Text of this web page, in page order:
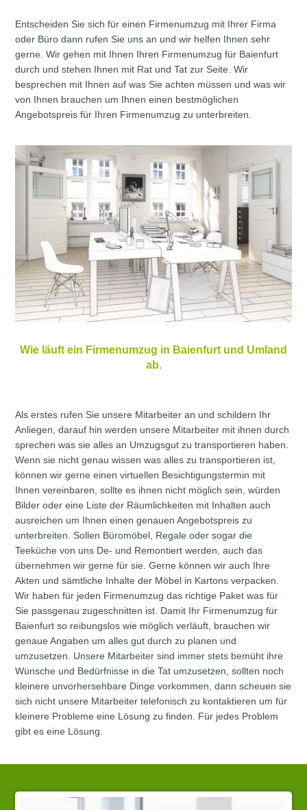
Entscheiden Sie sich für einen Firmenumzug mit Ihrer Firma
oder Büro dann rufen Sie uns an und wir helfen Ihnen sehr
gerne. Wir gehen mit Ihnen Ihren Firmenumzug für Baienfurt
durch und stehen Ihnen mit Rat und Tat zur Seite. Wir
besprechen mit Ihnen auf was Sie achten müssen und was wir
von Ihnen brauchen um Ihnen einen bestmöglichen
Angebotspreis für Ihren Firmenumzug zu unterbreiten.
Wie läuft ein Firmenumzug in Baienfurt und Umland
ab.
Als erstes rufen Sie unsere Mitarbeiter an und schildern Ihr
Anliegen, darauf hin werden unsere Mitarbeiter mit ihnen durch
sprechen was sie alles an Umzugsgut zu transportieren haben.
Wenn sie nicht genau wissen was alles zu transportieren ist,
können wir gerne einen virtuellen Besichtigungstermin mit
Ihnen vereinbaren, sollte es ihnen nicht möglich sein, würden
Bilder oder eine Liste der Räumlichkeiten mit Inhalten auch
ausreichen um Ihnen einen genauen Angebotspreis zu
unterbreiten. Sollen Büromöbel, Regale oder sogar die
Teeküche von uns De- und Remontiert werden, auch das
übernehmen wir gerne für sie. Gerne können wir auch Ihre
Akten und sämtliche Inhalte der Möbel in Kartons verpacken.
Wir haben für jeden Firmenumzug das richtige Paket was für
Sie passgenau zugeschnitten ist. Damit Ihr Firmenumzug für
Baienfurt so reibungslos wie möglich verläuft, brauchen wir
genaue Angaben um alles gut durch zu planen und
umzusetzen. Unsere Mitarbeiter sind immer stets bemüht ihre
Wünsche und Bedürfnisse in die Tat umzusetzen, sollten noch
kleinere unvorhersehbare Dinge vorkommen, dann scheuen sie
sich nicht unsere Mitarbeiter telefonisch zu kontaktieren um für
kleinere Probleme eine Lösung zu finden. Für jedes Problem
gibt es eine Lösung.